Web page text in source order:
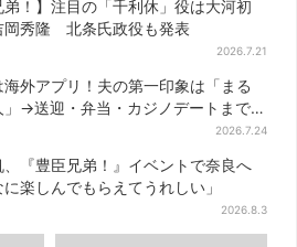
弟！】注目の「千利休」役は大河初
岡秀隆 北条氏政役も発表
2026.7.21
海外アプリ！夫の第一印象は「まる
」→送迎・弁当・カジノデートまで…
2026.7.24
、『豊臣兄弟！』イベントで奈良へ
に楽しんでもらえてうれしい」
2026.8.3